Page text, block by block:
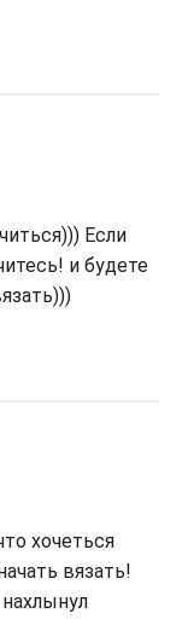
Если
и будете
хочеться
вязать!